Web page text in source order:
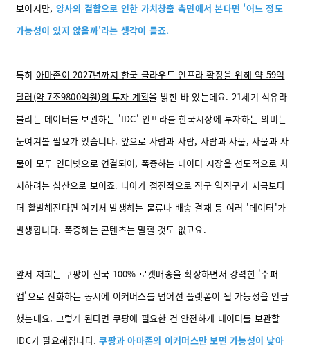
보이지만, 양사의 결합으로 인한 가치창출 측면에서 본다면 '어느 정도
가능성이 있지 않을까'라는 생각이 들죠.
특히 아마존이 2027년까지 한국 클라우드 인프라 확장을 위해 약 59억
달러(약 7조9800억원)의 투자 계획을 밝힌 바 있는데요. 21세기 석유라
불리는 데이터를 보관하는 'IDC' 인프라를 한국시장에 투자하는 의미는
눈여겨볼 필요가 있습니다. 앞으로 사람과 사람, 사람과 사물, 사물과 사
물이 모두 인터넷으로 연결되어, 폭증하는 데이터 시장을 선도적으로 차
지하려는 심산으로 보이죠. 나아가 점진적으로 직구 역직구가 지금보다
더 활발해진다면 여기서 발생하는 물류나 배송 결재 등 여러 '데이터'가
발생합니다. 폭증하는 콘텐츠는 말할 것도 없고요.
앞서 저희는 쿠팡이 전국 100% 로켓배송을 확장하면서 강력한 '수퍼
앱'으로 진화하는 동시에 이커머스를 넘어선 플랫폼이 될 가능성을 언급
했는데요. 그렇게 된다면 쿠팡에 필요한 건 안전하게 데이터를 보관할
IDC가 필요해집니다.쿠팡과 아마존의 이커머스만 보면 가능성이 낮아